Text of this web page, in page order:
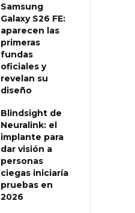
Samsung
Galaxy S26 FE:
aparecen las
primeras
fundas
oficiales y
revelan su
diseño
Blindsight de
Neuralink: el
implante para
dar visión a
personas
ciegas iniciaría
pruebas en
2026